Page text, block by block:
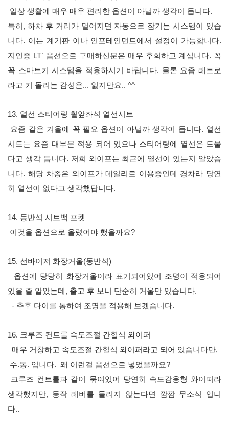
일상 생활에 매우 매우 편리한 옵션이 아닐까 생각이 듭니다.
특히, 하차 후 거리가 멀어지면 자동으로 잠기는 시스템이 있습
니다. 이는 계기판 이나 인포테인먼트에서 설정이 가능합니다.
지인중 LT` 옵션으로 구매하신분은 매우 후회하고 계십니다. 꼭
꼭 스마트키 시스템을 적용하시기 바랍니다. 물론 요즘 레트로
라고 키 돌리는 감성은... 잃지만요.. ^^
13. 열선 스티어링 휠앞좌석 열선시트
요즘 같은 겨울에 꼭 필요 옵션이 아닐까 생각이 듭니다. 열선
시트는 요즘 대부분 적용 되어 있으나 스티어링에 열선은 드물
다고 생각 듭니다. 저희 와이프는 최근에 열선이 있는지 알았습
니다. 해당 차종은 와이프가 데일리로 이용중인데 경차라 당연
히 열선이 없다고 생각했답니다.
14. 동반석 시트백 포켓
이것을 옵션으로 올렸어야 했을까요?
15. 선바이저 화장거울(동반석)
옵션에 당당히 화장거울이라 표기되어있어 조명이 적용되어
있을 줄 알았는데, 출고 후 보니 단순히 거울만 있습니다.
- 추후 다이를 통하여 조명을 적용해 보겠습니다.
16. 크루즈 컨트롤 속도조절 간헐식 와이퍼
매우 거창하고 속도조절 간헐식 와이퍼라고 되어 있습니다만,
수.동. 입니다. 왜 이런걸 옵션으로 넣었을까요?
크루즈 컨트롤과 같이 묶여있어 당연히 속도감응형 와이퍼라
생각했지만, 동작 레버를 돌리지 않는다면 깜깜 무소식 입니
다..